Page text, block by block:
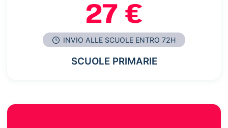
27 €
INVIO ALLE SCUOLE ENTRO 72H
SCUOLE PRIMARIE